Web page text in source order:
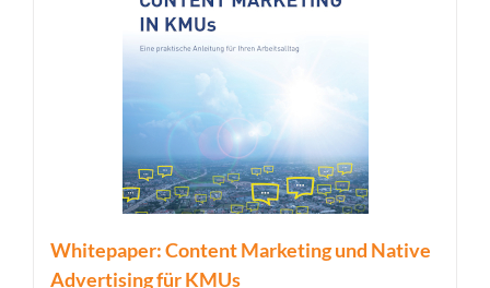
Whitepaper: Content Marketing und Native
Advertising für KMUs